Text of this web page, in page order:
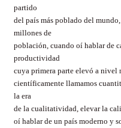
partido
del país más poblado del
millones de
población, cuando oí hablar de
productividad
cuya primera parte elevó a
científicamente llamamos
la era
de la cualitatividad, elevar la
oí hablar de un país moderno y